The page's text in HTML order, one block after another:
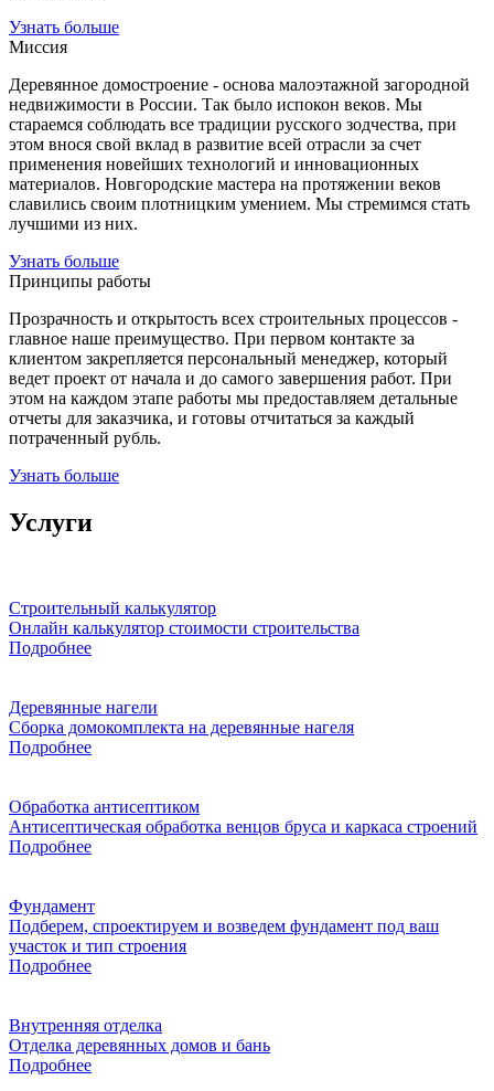
Узнать больше
Миссия
Деревянное домостроение - основа малоэтажной загородной
недвижимости в России. Так было испокон веков. Мы
стараемся соблюдать все традиции русского зодчества, при
этом внося свой вклад в развитие всей отрасли за счет
применения новейших технологий и инновационных
материалов. Новгородские мастера на протяжении веков
славились своим плотницким умением. Мы стремимся стать
лучшими из них.
Узнать больше
Принципы работы
Прозрачность и открытость всех строительных процессов -
главное наше преимущество. При первом контакте за
клиентом закрепляется персональный менеджер, который
ведет проект от начала и до самого завершения работ. При
этом на каждом этапе работы мы предоставляем детальные
отчеты для заказчика, и готовы отчитаться за каждый
потраченный рубль.
Узнать больше
Услуги
Строительный калькулятор
Онлайн калькулятор стоимости строительства
Подробнее
Деревянные нагели
Сборка домокомплекта на деревянные нагеля
Подробнее
Обработка антисептиком
Антисептическая обработка венцов бруса и каркаса строений
Подробнее
Фундамент
Подберем, спроектируем и возведем фундамент под ваш
участок и тип строения
Подробнее
Внутренняя отделка
Отделка деревянных домов и бань
Подробнее